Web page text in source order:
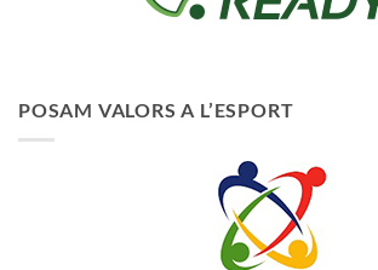
POSAM VALORS A L’ESPORT